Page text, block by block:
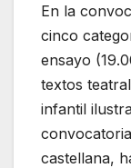
En la
cinco
ensayo
textos
infantil
castellana,